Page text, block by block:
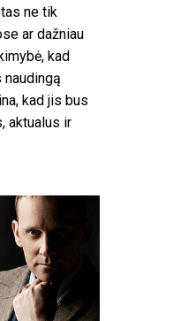
ne tik
ar dažniau
kad
naudingą
kad jis bus
aktualus ir